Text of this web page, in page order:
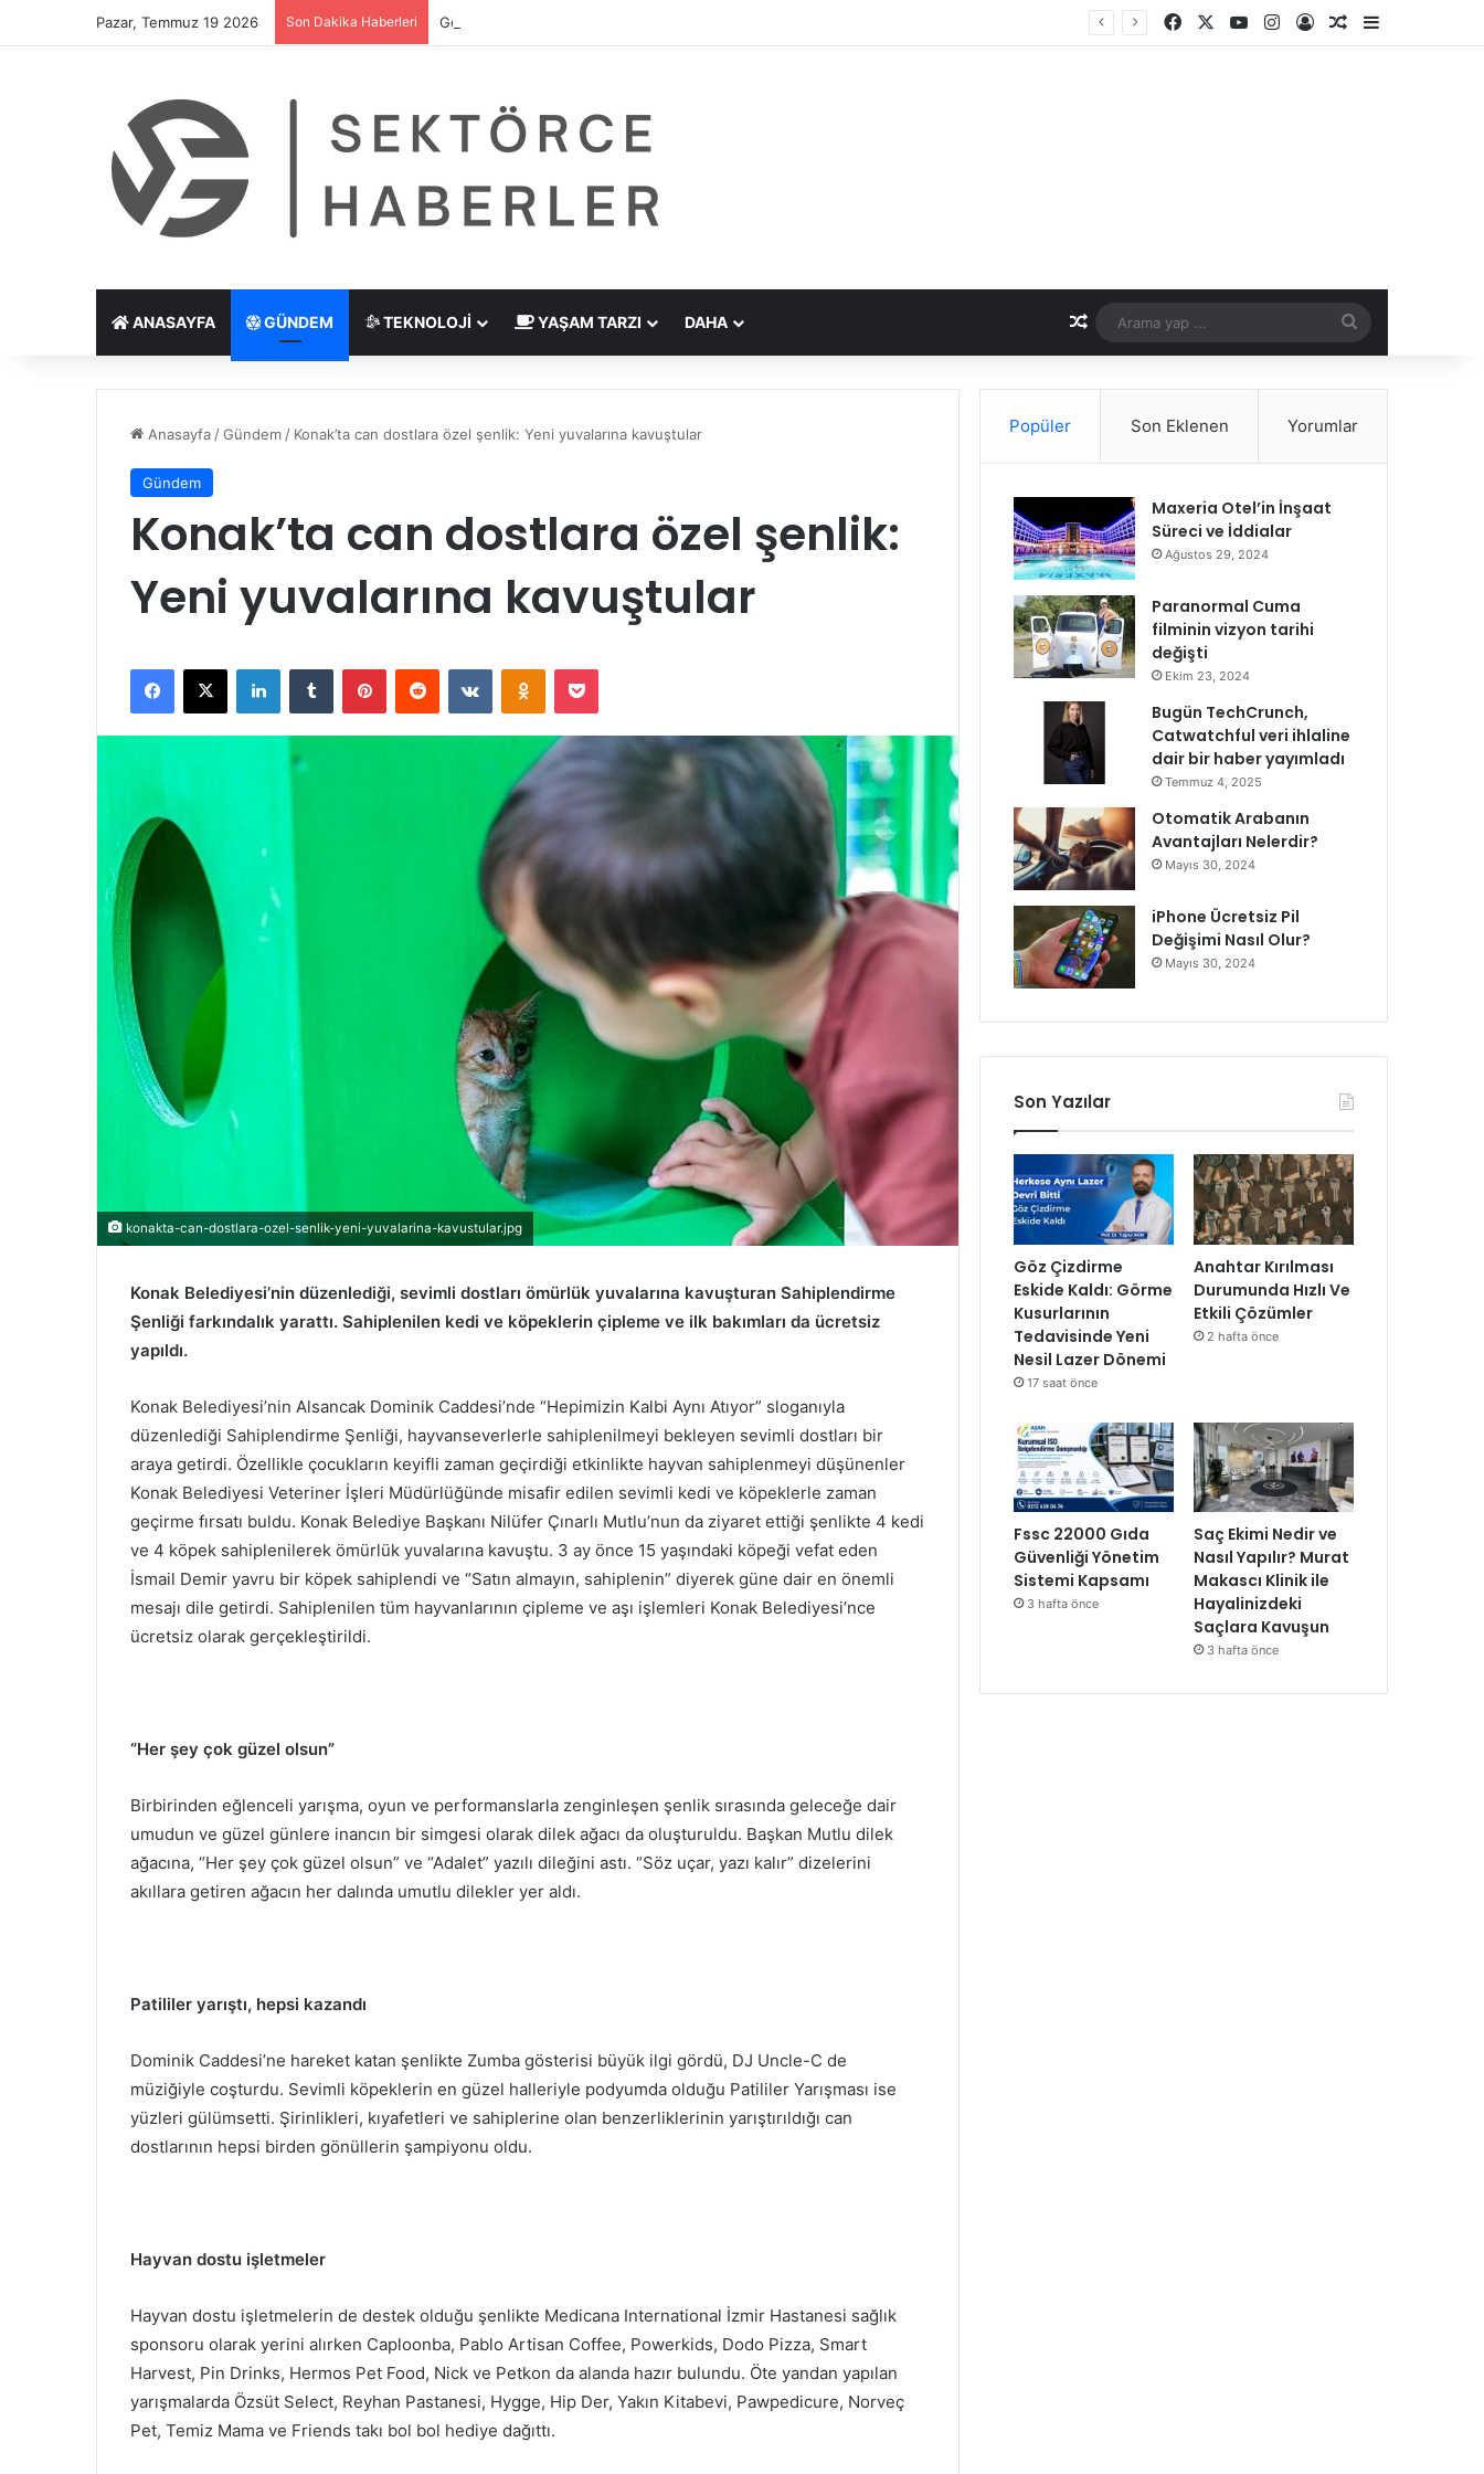
Pazar, Temmuz 19 2026 Son Dakika Haberleri Göz Çizdirme Eskide Kaldı: Görme Kusurlarının Tedavisinde Yeni Nesil Lazer Dönemi Facebook YouTubeInstagramKayıt OlRastgele Makale
ANASAYFA GÜNDEM TEKNOLOJI YAŞAM TARZI DAHA Rastgele Makale
yap
Anasayfa /Gündem / Konak’ta can dostlara özel şenlik: Yeni yuvalarına kavuştular
Gündem
Konak’ta can dostlara özel şenlik:
Yeni yuvalarına kavuştular
konakta-can-dostlara-ozel-senlik-yeni-yuvalarina-kavustular.jpg
Konak Belediyesi’nin düzenlediği, sevimli dostları ömürlük yuvalarına kavuşturan Sahiplendirme
Şenliği farkındalık yarattı. Sahiplenilen kedi ve köpeklerin çipleme ve ilk bakımları da ücretsiz
yapıldı.
Konak Belediyesi’nin Alsancak Dominik Caddesi’nde “Hepimizin Kalbi Aynı Atıyor” sloganıyla
düzenlediği Sahiplendirme Şenliği, hayvanseverlerle sahiplenilmeyi bekleyen sevimli dostları bir
araya getirdi. Özellikle çocukların keyifli zaman geçirdiği etkinlikte hayvan sahiplenmeyi düşünenler
Konak Belediyesi Veteriner İşleri Müdürlüğünde misafir edilen sevimli kedi ve köpeklerle zaman
geçirme fırsatı buldu. Konak Belediye Başkanı Nilüfer Çınarlı Mutlu’nun da ziyaret ettiği şenlikte 4 kedi
ve 4 köpek sahiplenilerek ömürlük yuvalarına kavuştu. 3 ay önce 15 yaşındaki köpeği vefat eden
İsmail Demir yavru bir köpek sahiplendi ve “Satın almayın, sahiplenin” diyerek güne dair en önemli
mesajı dile getirdi. Sahiplenilen tüm hayvanlarının çipleme ve aşı işlemleri Konak Belediyesi’nce
ücretsiz olarak gerçekleştirildi.
“Her şey çok güzel olsun”
Birbirinden eğlenceli yarışma, oyun ve performanslarla zenginleşen şenlik sırasında geleceğe dair
umudun ve güzel günlere inancın bir simgesi olarak dilek ağacı da oluşturuldu. Başkan Mutlu dilek
ağacına, “Her şey çok güzel olsun” ve “Adalet” yazılı dileğini astı. “Söz uçar, yazı kalır” dizelerini
akıllara getiren ağacın her dalında umutlu dilekler yer aldı.
Patililer yarıştı, hepsi kazandı
Dominik Caddesi’ne hareket katan şenlikte Zumba gösterisi büyük ilgi gördü, DJ Uncle-C de
müziğiyle coşturdu. Sevimli köpeklerin en güzel halleriyle podyumda olduğu Patililer Yarışması ise
yüzleri gülümsetti. Şirinlikleri, kıyafetleri ve sahiplerine olan benzerliklerinin yarıştırıldığı can
dostlarının hepsi birden gönüllerin şampiyonu oldu.
Hayvan dostu işletmeler
Hayvan dostu işletmelerin de destek olduğu şenlikte Medicana International İzmir Hastanesi sağlık
sponsoru olarak yerini alırken Caploonba, Pablo Artisan Coffee, Powerkids, Dodo Pizza, Smart
Harvest, Pin Drinks, Hermos Pet Food, Nick ve Petkon da alanda hazır bulundu. Öte yandan yapılan
yarışmalarda Özsüt Select, Reyhan Pastanesi, Hygge, Hip Der, Yakın Kitabevi, Pawpedicure, Norveç
Pet, Temiz Mama ve Friends takı bol bol hediye dağıttı.
Popüler Son Eklenen Yorumlar
Maxeria Otel’in İnşaat
Süreci ve İddialar
Ağustos 29, 2024
Paranormal Cuma
filminin vizyon tarihi
değişti
Ekim 23, 2024
Bugün TechCrunch,
Catwatchful veri ihlaline
dair bir haber yayımladı
Temmuz 4, 2025
Otomatik Arabanın
Avantajları Nelerdir?
Mayıs 30, 2024
iPhone Ücretsiz Pil
Değişimi Nasıl Olur?
Mayıs 30, 2024
Son Yazılar
Göz Çizdirme
Eskide Kaldı: Görme
Kusurlarının
Tedavisinde Yeni
Nesil Lazer Dönemi
17 saat önce
Anahtar Kırılması
Durumunda Hızlı Ve
Etkili Çözümler
2 hafta önce
Fssc 22000 Gıda
Güvenliği Yönetim
Sistemi Kapsamı
3 hafta önce
Saç Ekimi Nedir ve
Nasıl Yapılır? Murat
Makascı Klinik ile
Hayalinizdeki
Saçlara Kavuşun
3 hafta önce